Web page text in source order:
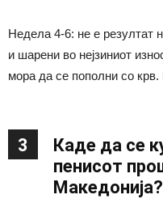
Недела 4-6: не е резултат
и шарени во нејзиниот
мора да се пополни со
3
Каде да се
пенисот
Македонија?